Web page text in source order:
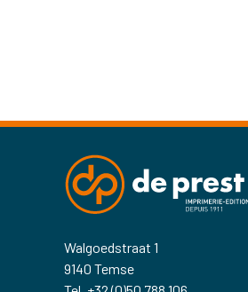
Walgoedstraat 1
9140 Temse